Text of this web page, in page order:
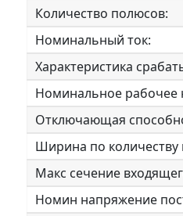
Количество полюсов:
Номинальный ток:
Характеристика
Номинальное рабочее
Отключающая
Ширина по количеству
Макс сечение
Номин напряжение